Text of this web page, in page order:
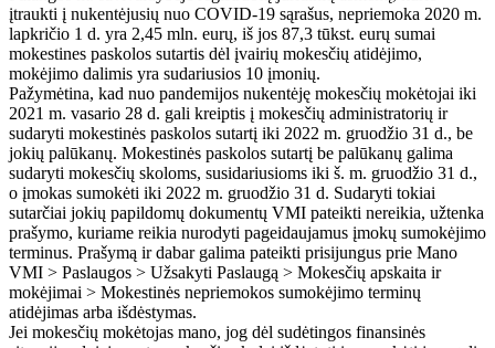
įtraukti į nukentėjusių nuo COVID-19 sąrašus, nepriemoka 2020 m.
lapkričio 1 d. yra 2,45 mln. eurų, iš jos 87,3 tūkst. eurų sumai
mokestines paskolos sutartis dėl įvairių mokesčių atidėjimo,
mokėjimo dalimis yra sudariusios 10 įmonių.
Pažymėtina, kad nuo pandemijos nukentėję mokesčių mokėtojai iki
2021 m. vasario 28 d. gali kreiptis į mokesčių administratorių ir
sudaryti mokestinės paskolos sutartį iki 2022 m. gruodžio 31 d., be
jokių palūkanų. Mokestinės paskolos sutartį be palūkanų galima
sudaryti mokesčių skoloms, susidariusioms iki š. m. gruodžio 31 d.,
o įmokas sumokėti iki 2022 m. gruodžio 31 d. Sudaryti tokiai
sutarčiai jokių papildomų dokumentų VMI pateikti nereikia, užtenka
prašymo, kuriame reikia nurodyti pageidaujamus įmokų sumokėjimo
terminus. Prašymą ir dabar galima pateikti prisijungus prie Mano
VMI > Paslaugos > Užsakyti Paslaugą > Mokesčių apskaita ir
mokėjimai > Mokestinės nepriemokos sumokėjimo terminų
atidėjimas arba išdėstymas.
Jei mokesčių mokėtojas mano, jog dėl sudėtingos finansinės